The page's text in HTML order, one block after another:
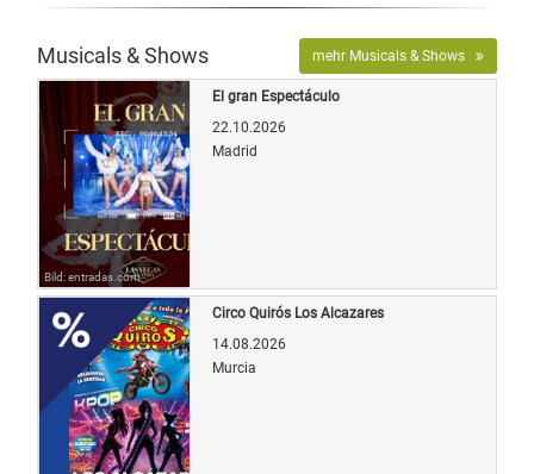
Musicals & Shows mehr Musicals & Shows
Bild: entradas.com
El gran Espectáculo
22.10.2026
Madrid
Circo Quirós Los Alcazares
14.08.2026
Murcia